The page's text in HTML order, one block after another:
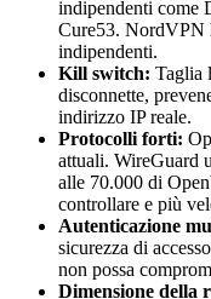
indipendenti come
Cure53. NordVPN
indipendenti.
Kill switch: Taglia
disconnette,
indirizzo IP reale.
Protocolli forti:
attuali. WireGuard
alle 70.000 di
controllare e più
Autenticazione
sicurezza di
non possa
Dimensione della